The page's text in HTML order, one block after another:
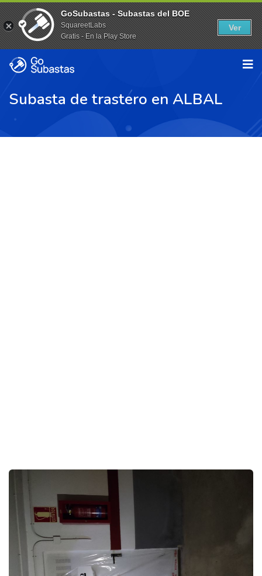
Subasta de trastero en ALBAL
GoSubastas - Subastas del BOE
SquareetLabs
Gratis - En la Play Store
Ver